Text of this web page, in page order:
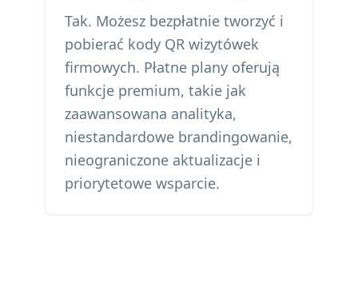
Tak. Możesz bezpłatnie tworzyć i
pobierać kody QR wizytówek
firmowych. Płatne plany oferują
funkcje premium, takie jak
zaawansowana analityka,
niestandardowe brandingowanie,
nieograniczone aktualizacje i
priorytetowe wsparcie.